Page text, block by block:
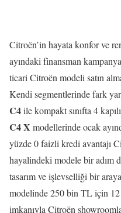
Citroën’in hayata konfor ve
ayındaki finansman
ticari Citroën modeli satın
Kendi segmentlerinde fark
C4ile kompakt sınıfta 4
C4 X modellerinde ocak
yüzde 0 faizli kredi avantajı
hayalindeki modele bir adım
tasarım ve işlevselliği bir
modelinde 250 bin TL için
imkanıyla Citroën